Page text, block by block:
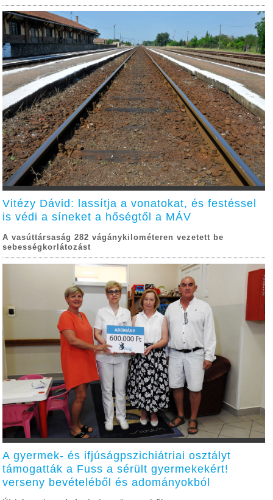
Vitézy Dávid: lassítja a vonatokat, és festéssel
is védi a síneket a hőségtől a MÁV
A vasúttársaság 282 vágánykilométeren vezetett be
sebességkorlátozást
A gyermek- és ifjúságpszichiátriai osztályt
támogatták a Fuss a sérült gyermekekért!
verseny bevételéből és adományokból